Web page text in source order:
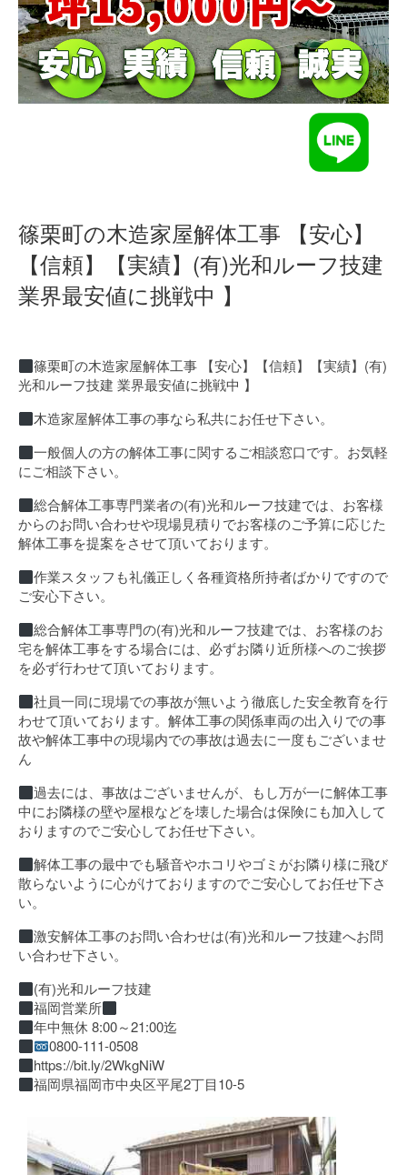
篠栗町の木造家屋解体工事 【安心】
【信頼】【実績】(有)光和ルーフ技建
業界最安値に挑戦中 】
篠栗町の木造家屋解体工事 【安心】【信頼】【実績】(有)
光和ルーフ技建 業界最安値に挑戦中 】
木造家屋解体工事の事なら私共にお任せ下さい。
一般個人の方の解体工事に関するご相談窓口です。お気軽
にご相談下さい。
総合解体工事専門業者の(有)光和ルーフ技建では、お客様
からのお問い合わせや現場見積りでお客様のご予算に応じた
解体工事を提案をさせて頂いております。
作業スタッフも礼儀正しく各種資格所持者ばかりですので
ご安心下さい。
総合解体工事専門の(有)光和ルーフ技建では、お客様のお
宅を解体工事をする場合には、必ずお隣り近所様へのご挨拶
を必ず行わせて頂いております。
社員一同に現場での事故が無いよう徹底した安全教育を行
わせて頂いております。解体工事の関係車両の出入りでの事
故や解体工事中の現場内での事故は過去に一度もございませ
ん
過去には、事故はございませんが、もし万が一に解体工事
中にお隣様の壁や屋根などを壊した場合は保険にも加入して
おりますのでご安心してお任せ下さい。
解体工事の最中でも騒音やホコリやゴミがお隣り様に飛び
散らないように心がけておりますのでご安心してお任せ下さ
い。
激安解体工事のお問い合わせは(有)光和ルーフ技建へお問
い合わせ下さい。
(有)光和ルーフ技建
福岡営業所
年中無休 8:00～21:00迄
0800-111-0508
https://bit.ly/2WkgNiW
福岡県福岡市中央区平尾2丁目10-5